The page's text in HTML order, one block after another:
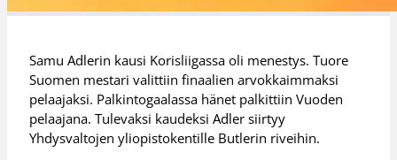
Samu Adlerin kausi Korisliigassa oli menestys. Tuore
Suomen mestari valittiin finaalien arvokkaimmaksi
pelaajaksi. Palkintogaalassa hänet palkittiin Vuoden
pelaajana. Tulevaksi kaudeksi Adler siirtyy
Yhdysvaltojen yliopistokentille Butlerin riveihin.